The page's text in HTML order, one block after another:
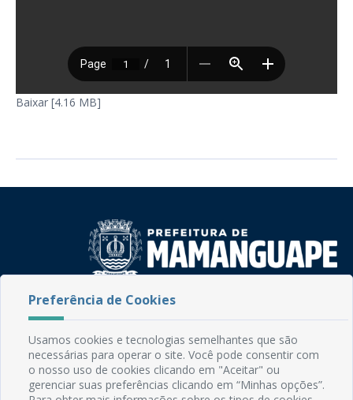
Baixar [4.16 MB]
Rua do Imperador, 78, Centro
CEP: 58.280-000 - Mamanguape/PB
Fone: (83) 3292-2246
Email: comunicacao@mamanguape.pb.gov.br
Expediente: Segunda à Sexta, das 08h às 13h
Preferência de Cookies
Usamos cookies e tecnologias semelhantes que são
necessárias para operar o site. Você pode consentir com
o nosso uso de cookies clicando em "Aceitar" ou
gerenciar suas preferências clicando em “Minhas opções”.